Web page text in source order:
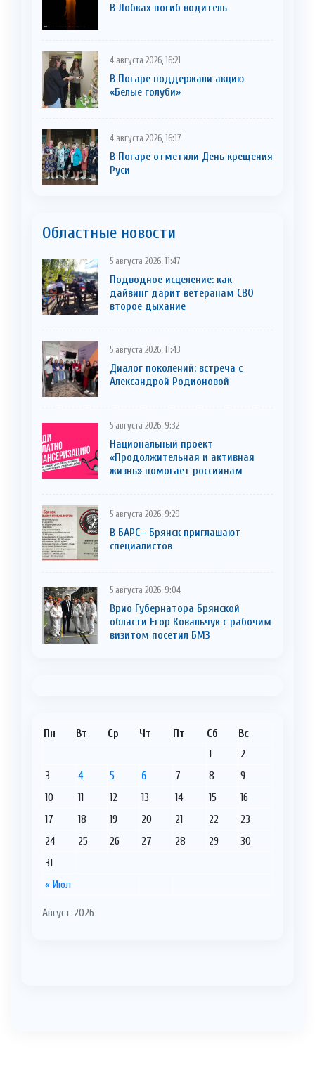
В Лобках погиб водитель
4 августа 2026, 16:21
В Погаре поддержали акцию
«Белые голуби»
4 августа 2026, 16:17
В Погаре отметили День крещения
Руси
Областные новости
5 августа 2026, 11:47
Подводное исцеление: как
дайвинг дарит ветеранам СВО
второе дыхание
5 августа 2026, 11:43
Диалог поколений: встреча с
Александрой Родионовой
5 августа 2026, 9:32
Национальный проект
«Продолжительная и активная
жизнь» помогает россиянам
5 августа 2026, 9:29
В БАРС– Брянcк приглaшают
cпециaлистoв
5 августа 2026, 9:04
Врио Губернатора Брянской
области Егор Ковальчук с рабочим
визитом посетил БМЗ
Август 2026
Пн Вт Ср Чт Пт Сб Вс
« Июл
1
2
3
4 5 6 7 8
9
10
11 12 13 14 15
16
17
18 19 20 21 22
23
24
25 26 27 28 29
30
31